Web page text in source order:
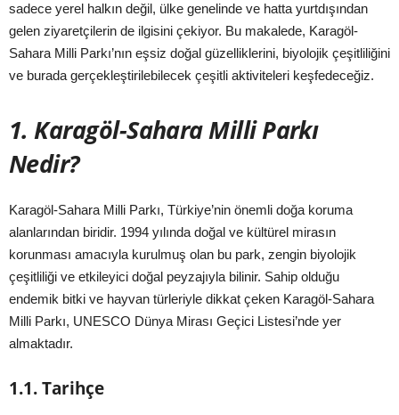
sadece yerel halkın değil, ülke genelinde ve hatta yurtdışından
gelen ziyaretçilerin de ilgisini çekiyor. Bu makalede, Karagöl-
Sahara Milli Parkı’nın eşsiz doğal güzelliklerini, biyolojik çeşitliliğini
ve burada gerçekleştirilebilecek çeşitli aktiviteleri keşfedeceğiz.
1. Karagöl-Sahara Milli Parkı
Nedir?
Karagöl-Sahara Milli Parkı, Türkiye’nin önemli doğa koruma
alanlarından biridir. 1994 yılında doğal ve kültürel mirasın
korunması amacıyla kurulmuş olan bu park, zengin biyolojik
çeşitliliği ve etkileyici doğal peyzajıyla bilinir. Sahip olduğu
endemik bitki ve hayvan türleriyle dikkat çeken Karagöl-Sahara
Milli Parkı, UNESCO Dünya Mirası Geçici Listesi’nde yer
almaktadır.
1.1. Tarihçe